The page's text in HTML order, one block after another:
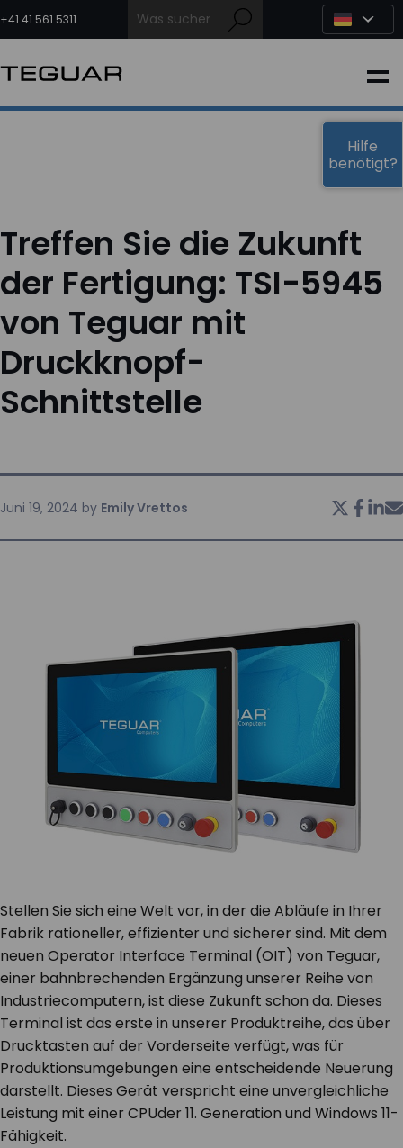
Inhalt
springen
+41 41 561 5311
INDUSTRIE
OEM LÖSUNGEN
PARTNER
DIENSTLEISTUNGEN & SUPPORT
Treffen Sie die Zukunft
der Fertigung: TSI-5945
von Teguar mit
Druckknopf-
Schnittstelle
Juni 19, 2024 by Emily Vrettos
Stellen Sie sich eine Welt vor, in der die Abläufe in Ihrer
Fabrik rationeller, effizienter und sicherer sind. Mit dem
neuen Operator Interface Terminal (OIT) von Teguar,
einer bahnbrechenden Ergänzung unserer Reihe von
Industriecomputern, ist diese Zukunft schon da. Dieses
Terminal ist das erste in unserer Produktreihe, das über
Drucktasten auf der Vorderseite verfügt, was für
Produktionsumgebungen eine entscheidende Neuerung
darstellt. Dieses Gerät verspricht eine unvergleichliche
Leistung mit einer CPUder 11. Generation und Windows 11-
Fähigkeit.
Hilfe
benötigt?